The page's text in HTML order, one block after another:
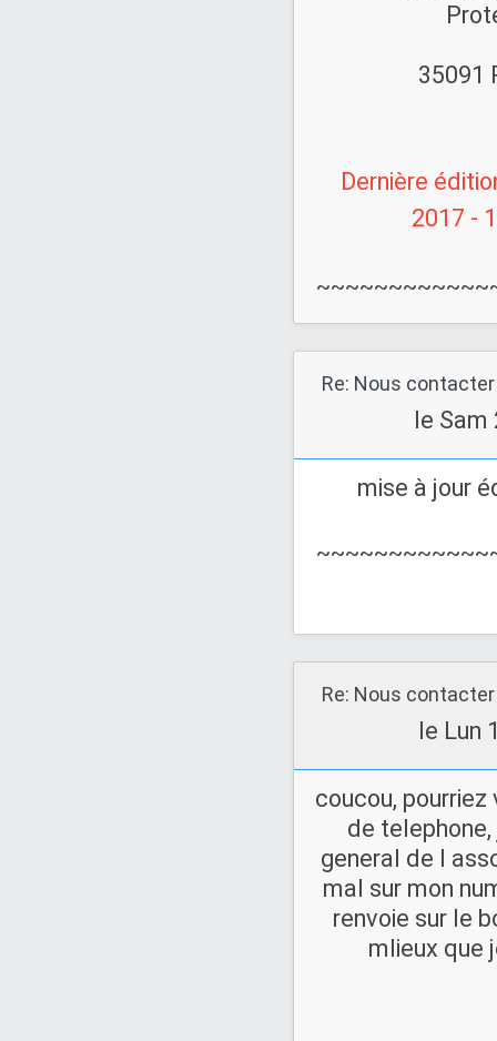
35091
Dernière
2017 -
Re: Nous contacter
le Sam
mise à jour
Re: Nous contacter
le Lun
coucou,
de
general de l
mal sur mon
renvoie sur le
mlieux que